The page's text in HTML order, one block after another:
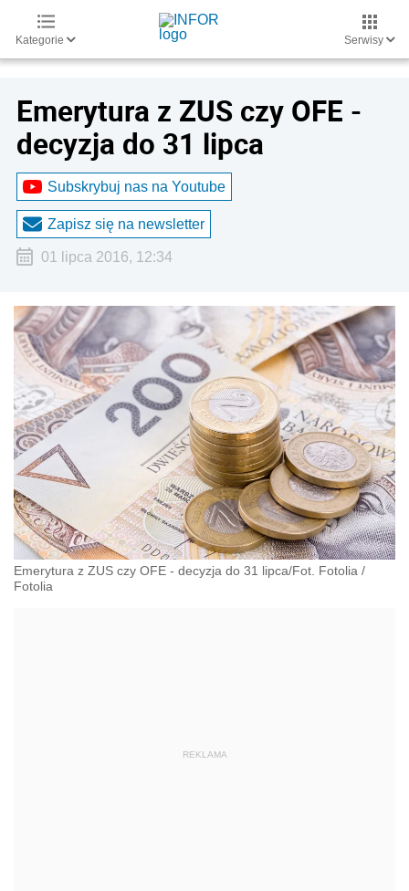
Kategorie Serwisy
Emerytura z ZUS czy OFE -
decyzja do 31 lipca
Subskrybuj nas na Youtube
Zapisz się na newsletter
01 lipca 2016, 12:34
Emerytura z ZUS czy OFE - decyzja do 31 lipca/Fot. Fotolia /
Fotolia